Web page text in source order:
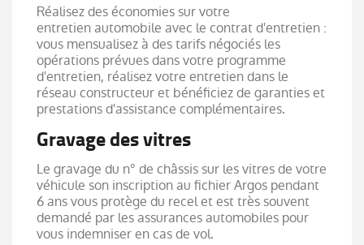
Réalisez des économies sur votre
entretien automobile avec le contrat d'entretien :
vous mensualisez à des tarifs négociés les
opérations prévues dans votre programme
d'entretien, réalisez votre entretien dans le
réseau constructeur et bénéficiez de garanties et
prestations d'assistance complémentaires.
Gravage des vitres
Le gravage du n° de châssis sur les vitres de votre
véhicule son inscription au fichier Argos pendant
6 ans vous protège du recel et est très souvent
demandé par les assurances automobiles pour
vous indemniser en cas de vol.